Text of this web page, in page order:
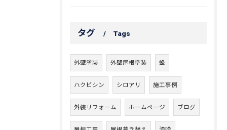
タグ Tags
外壁塗装 外壁屋根塗装 蜂
ハクビシン シロアリ 施工事例
外装リフォーム ホームページ ブログ